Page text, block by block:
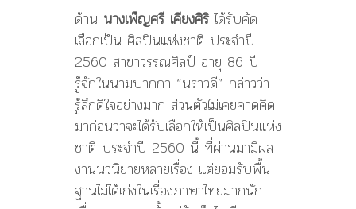
ด้าน นางเพ็ญศรี เคียงศิริ ได้รับคัด
เลือกเป็น ศิลปินแห่งชาติ ประจำปี
2560 สาขาวรรณศิลป์ อายุ 86 ปี
รู้จักในนามปากกา “นราวดี” กล่าวว่า
รู้สึกดีใจอย่างมาก ส่วนตัวไม่เคยคาดคิด
มาก่อนว่าจะได้รับเลือกให้เป็นศิลปินแห่ง
ชาติ ประจำปี 2560 นี้ ที่ผ่านมามีผล
งานนวนิยายหลายเรื่อง แต่ยอมรับพื้น
ฐานไม่ได้เก่งในเรื่องภาษาไทยมากนัก